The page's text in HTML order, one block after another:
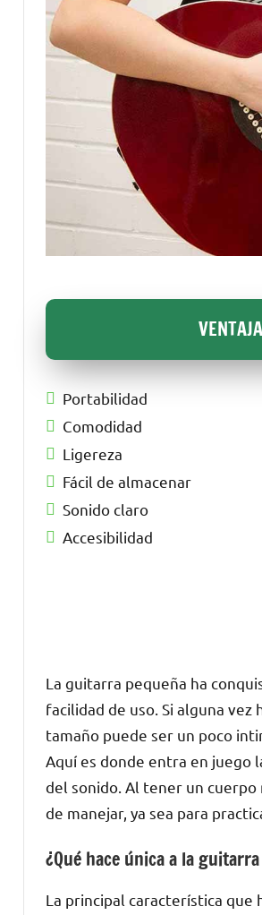
Portabilidad
Comodidad
Ligereza
Fácil de almacenar
Sonido claro
Accesibilidad
La guitarra pequeña ha
facilidad de uso. Si alguna
tamaño puede ser un poco
Aquí es donde entra en juego
del sonido. Al tener un cuerpo
de manejar, ya sea para
¿Qué hace única a la
La principal característica que